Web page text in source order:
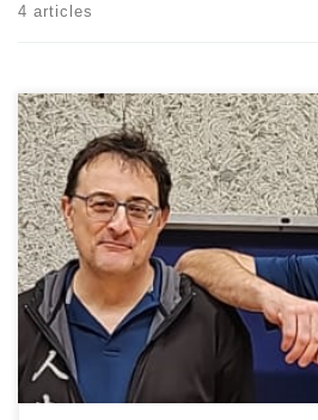
4 articles
Olivier jouait Dimanche au Championnat
Il se fait éliminer en huitième de finale, en
finira 3ème de la compétition. Bravo à lui et
représenté le club sur cette compétition.